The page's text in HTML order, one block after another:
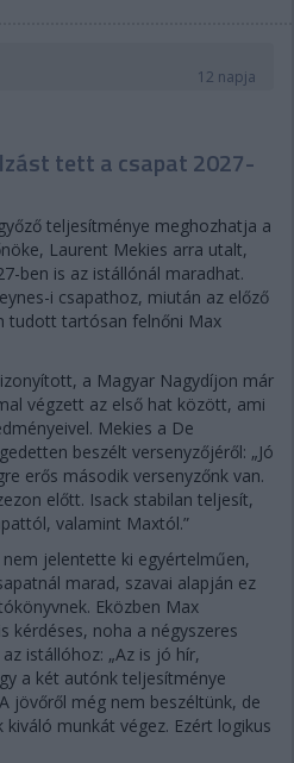
12 napja
tett a csapat 2027-
teljesítménye meghozhatja a
Laurent Mekies arra utalt,
ben is az istállónál maradhat.
i csapathoz, miután az előző
tudott tartósan felnőni Max
a Magyar Nagydíjon már
végzett az első hat között, ami
Mekies a De
beszélt versenyzőjéről: „Jó
erős második versenyzőnk van.
előtt. Isack stabilan teljesít,
valamint Maxtól.”
jelentette ki egyértelműen,
marad, szavai alapján ez
Eközben Max
kérdéses, noha a négyszeres
istállóhoz: „Az is jó hír,
a két autónk teljesítménye
jövőről még nem beszéltünk, de
munkát végez. Ezért logikus